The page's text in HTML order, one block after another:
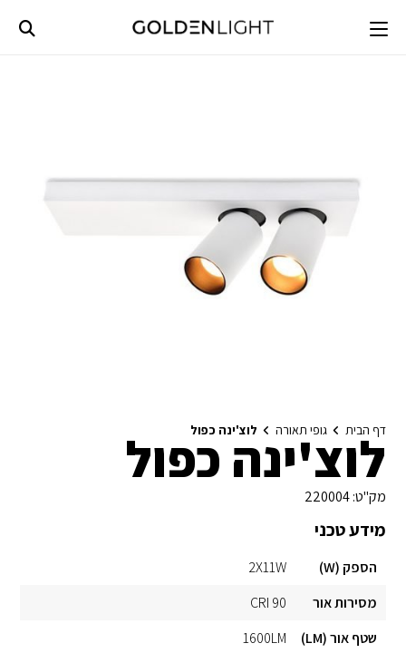
content
דף הבית גופי תאורה לוצ'ינה כפול
לוצ'ינה כפול
מק"ט: 220004
מידע טכני
הספק (W)
2X11W
מסירות אור
CRI 90
שטף אור (LM)
1600LM